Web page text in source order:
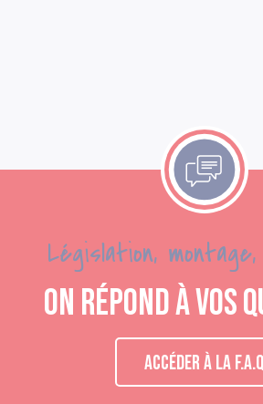
Législation,
On répond à vos
ACCÉDER À LA F.A.Q